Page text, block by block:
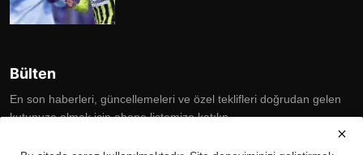
Bülten
En son haberleri, güncellemeleri ve özel teklifleri doğrudan gelen
kutunuza almak için abone listemize katılın